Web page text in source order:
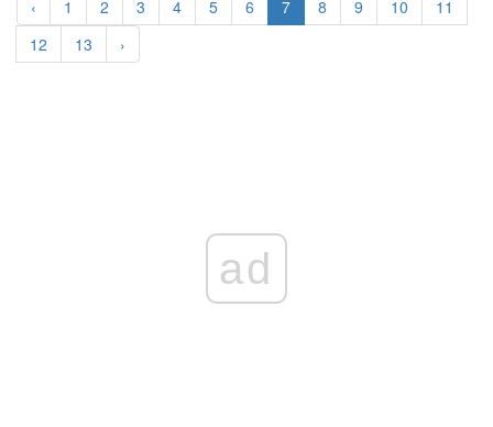
‹ 1 2 3 4 5 6 7 8 9 10
11
12
13 ›
ad